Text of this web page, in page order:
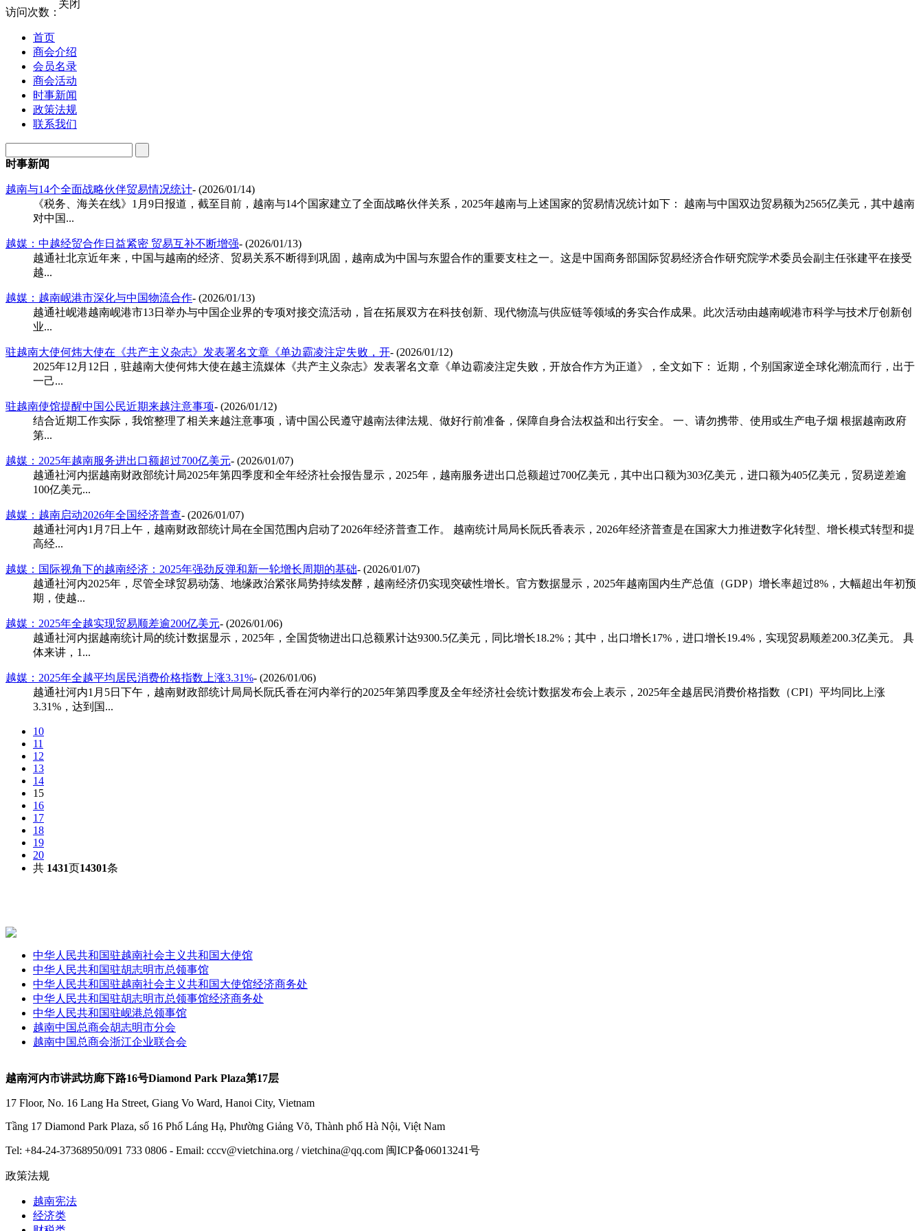
访问次数：
首页
商会介绍
会员名录
商会活动
时事新闻
政策法规
联系我们
时事新闻
越南与14个全面战略伙伴贸易情况统计- (2026/01/14)
《税务、海关在线》1月9日报道，截至目前，越南与14个国家建立了全面战略伙伴关系，2025年越南与上述国家的贸易情况统计如下： 越南与中国双边贸易额为2565亿美元，其中越南
对中国...
越媒：中越经贸合作日益紧密 贸易互补不断增强- (2026/01/13)
越通社北京近年来，中国与越南的经济、贸易关系不断得到巩固，越南成为中国与东盟合作的重要支柱之一。这是中国商务部国际贸易经济合作研究院学术委员会副主任张建平在接受
越...
越媒：越南岘港市深化与中国物流合作- (2026/01/13)
越通社岘港越南岘港市13日举办与中国企业界的专项对接交流活动，旨在拓展双方在科技创新、现代物流与供应链等领域的务实合作成果。此次活动由越南岘港市科学与技术厅创新创
业...
驻越南大使何炜大使在《共产主义杂志》发表署名文章《单边霸凌注定失败，开- (2026/01/12)
2025年12月12日，驻越南大使何炜大使在越主流媒体《共产主义杂志》发表署名文章《单边霸凌注定失败，开放合作方为正道》，全文如下： 近期，个别国家逆全球化潮流而行，出于
一己...
驻越南使馆提醒中国公民近期来越注意事项- (2026/01/12)
结合近期工作实际，我馆整理了相关来越注意事项，请中国公民遵守越南法律法规、做好行前准备，保障自身合法权益和出行安全。 一、请勿携带、使用或生产电子烟 根据越南政府
第...
越媒：2025年越南服务进出口额超过700亿美元- (2026/01/07)
越通社河内据越南财政部统计局2025年第四季度和全年经济社会报告显示，2025年，越南服务进出口总额超过700亿美元，其中出口额为303亿美元，进口额为405亿美元，贸易逆差逾
100亿美元...
越媒：越南启动2026年全国经济普查- (2026/01/07)
越通社河内1月7日上午，越南财政部统计局在全国范围内启动了2026年经济普查工作。 越南统计局局长阮氏香表示，2026年经济普查是在国家大力推进数字化转型、增长模式转型和提
高经...
越媒：国际视角下的越南经济：2025年强劲反弹和新一轮增长周期的基础- (2026/01/07)
越通社河内2025年，尽管全球贸易动荡、地缘政治紧张局势持续发酵，越南经济仍实现突破性增长。官方数据显示，2025年越南国内生产总值（GDP）增长率超过8%，大幅超出年初预
期，使越...
越媒：2025年全越实现贸易顺差逾200亿美元- (2026/01/06)
越通社河内据越南统计局的统计数据显示，2025年，全国货物进出口总额累计达9300.5亿美元，同比增长18.2%；其中，出口增长17%，进口增长19.4%，实现贸易顺差200.3亿美元。 具
体来讲，1...
越媒：2025年全越平均居民消费价格指数上涨3.31%- (2026/01/06)
越通社河内1月5日下午，越南财政部统计局局长阮氏香在河内举行的2025年第四季度及全年经济社会统计数据发布会上表示，2025年全越居民消费价格指数（CPI）平均同比上涨
3.31%，达到国...
10
11
12
13
14
15
16
17
18
19
20
共 1431页14301条
中华人民共和国驻越南社会主义共和国大使馆
中华人民共和国驻胡志明市总领事馆
中华人民共和国驻越南社会主义共和国大使馆经济商务处
中华人民共和国驻胡志明市总领事馆经济商务处
中华人民共和国驻岘港总领事馆
越南中国总商会胡志明市分会
越南中国总商会浙江企业联合会
越南河内市讲武坊廊下路16号Diamond Park Plaza第17层
17 Floor, No. 16 Lang Ha Street, Giang Vo Ward, Hanoi City, Vietnam
Tầng 17 Diamond Park Plaza, số 16 Phố Láng Hạ, Phường Giảng Võ, Thành phố Hà Nội, Việt Nam
Tel: +84-24-37368950/091 733 0806 - Email: cccv@vietchina.org / vietchina@qq.com 闽ICP备06013241号
关闭
政策法规
越南宪法
经济类